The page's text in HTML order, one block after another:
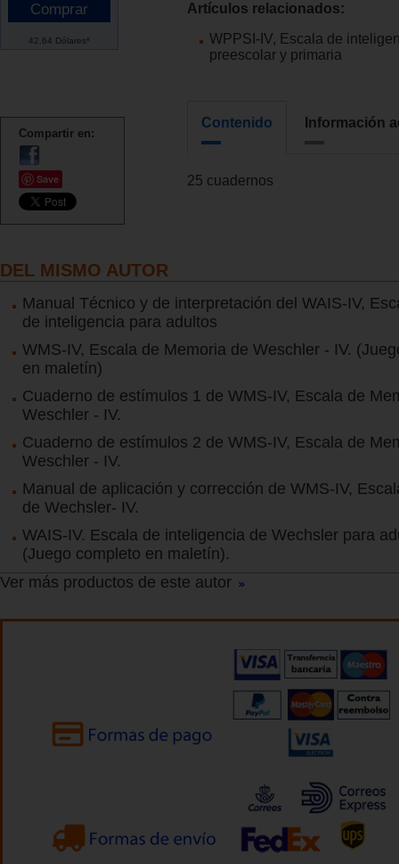
42.64 Dólares*
Compartir en:
Save
Artículos relacionados:
WPPSI-IV, Escala de
preescolar y primaria
Contenido Información
25 cuadernos
DEL MISMO AUTOR
Manual Técnico y de interpretación del WAIS-IV,
de inteligencia para adultos
WMS-IV, Escala de Memoria de Weschler - IV.
en maletín)
Cuaderno de estímulos 1 de WMS-IV, Escala de
Weschler - IV.
Cuaderno de estímulos 2 de WMS-IV, Escala de
Weschler - IV.
Manual de aplicación y corrección de WMS-IV,
de Wechsler- IV.
WAIS-IV. Escala de inteligencia de Wechsler para
(Juego completo en maletín).
Ver más productos de este autor